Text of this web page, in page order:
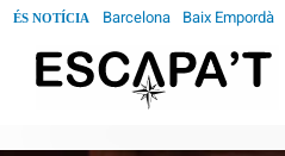
ÉS NOTÍCIA Barcelona Baix Empordà